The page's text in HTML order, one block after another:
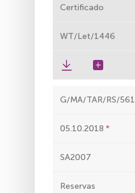
Certificado
WT/Let/1446
G/MA/TAR/RS/561
05.10.2018
SA2007
Reservas